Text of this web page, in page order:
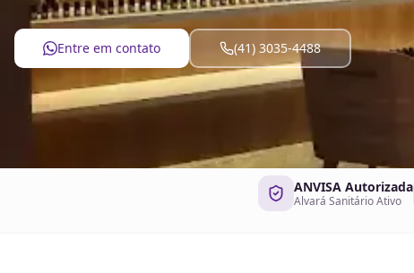
Entre em contato (41) 3035-4488
ANVISA Autorizada
Alvará Sanitário Ativo